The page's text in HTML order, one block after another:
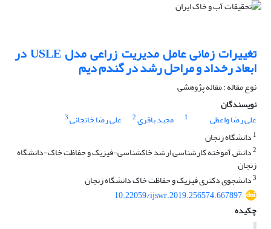
تغییرات زمانی عامل مدیریت زراعی مدل USLE در
ابعاد رخداد و مراحل رشد در گندم دیم
نوع مقاله : مقاله پژوهشی
نویسندگان
علی رضا واعظی
1 مجید باقری2 علی رضا خانجانی3
1 دانشگاه زنجان
2دانش آموخته کارشناسی ارشد خاکشناسی-فیزیک و حفاظت خاک-دانشگاه
زنجان
3دانشجوی دکتری فیزیک و حفاظت خاک دانشگاه زنجان
10.22059/ijswr.2019.256574.667897
چکیده